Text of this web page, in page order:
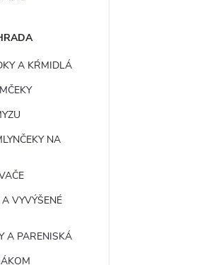
A KŔMIDLÁ
NA
VYVÝŠENÉ
A PARENISKÁ